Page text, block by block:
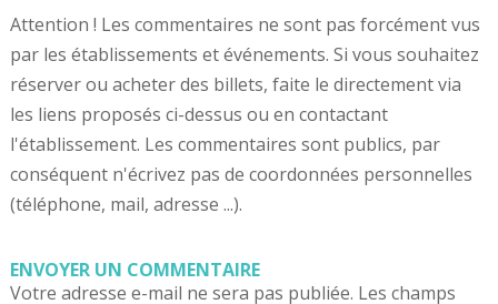
Attention ! Les commentaires ne sont pas forcément vus
par les établissements et événements. Si vous souhaitez
réserver ou acheter des billets, faite le directement via
les liens proposés ci-dessus ou en contactant
l'établissement. Les commentaires sont publics, par
conséquent n'écrivez pas de coordonnées personnelles
(téléphone, mail, adresse ...).
ENVOYER UN COMMENTAIRE
Votre adresse e-mail ne sera pas publiée. Les champs